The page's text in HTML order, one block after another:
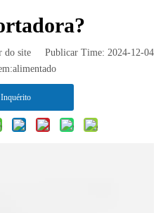
site Publicar Time: 2024-12-04
alimentado
Inquérito